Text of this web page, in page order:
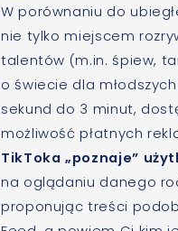
W porównaniu do
nie tylko miejscem
talentów (m.in. śpiew,
o świecie dla
sekund do 3 minut,
możliwość płatnych
TikToka „poznaje”
na oglądaniu danego
proponując treści